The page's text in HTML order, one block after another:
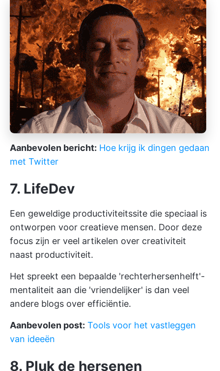
Aanbevolen bericht: Hoe krijg ik dingen gedaan
met Twitter
7. LifeDev
Een geweldige productiviteitssite die speciaal is
ontworpen voor creatieve mensen. Door deze
focus zijn er veel artikelen over creativiteit
naast productiviteit.
Het spreekt een bepaalde 'rechterhersenhelft'-
mentaliteit aan die 'vriendelijker' is dan veel
andere blogs over efficiëntie.
Aanbevolen post: Tools voor het vastleggen
van ideeën
8. Pluk de hersenen